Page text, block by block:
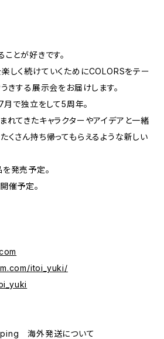
ことが好きです。
しく続けていくためにCOLORSをテー
きする展示会をお届けします。
月で独立をして5周年。
れてきたキャラクターやアイデアと一緒
くさん持ち帰ってもらえるような新しい
発売予定。
催予定。
itoi_yuki/
海外発送について